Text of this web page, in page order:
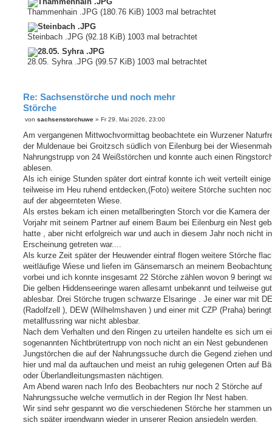
Thammenhain .JPG (180.76 KiB) 1003 mal betrachtet
Steinbach .JPG (92.18 KiB) 1003 mal betrachtet
28.05. Syhra .JPG (99.57 KiB) 1003 mal betrachtet
Re: Sachsenstörche und noch mehr
Störche
B
r
a
von sachsenstorchuwe » Fr 29. Mai 2026, 23:00
Am vergangenen Mittwochvormittag beobachtete ein Wurzener
der Muldenaue bei Groitzsch südlich von Eilenburg bei der
Nahrungstrupp von 24 Weißstörchen und konnte auch einen
ablesen.
Als ich einige Stunden später dort eintraf konnte ich weit verteilt
teilweise im Heu ruhend entdecken,(Foto) weitere Störche suchten
auf der abgeernteten Wiese.
Als erstes bekam ich einen metallberingten Storch vor die Kamera der
Vorjahr mit seinem Partner auf einem Baum bei Eilenburg ein Nest
hatte , aber nicht erfolgreich war und auch in diesem Jahr noch nicht in
Erscheinung getreten war....
Als kurze Zeit später der Heuwender eintraf flogen weitere Störche
weitläufige Wiese und liefen im Gänsemarsch an meinem
vorbei und ich konnte insgesamt 22 Störche zählen wovon 9 beringt
Die gelben Hiddenseeringe waren allesamt unbekannt und teilweise gut
ablesbar. Drei Störche trugen schwarze Elsaringe . Je einer war mit
(Radolfzell ), DEW (Wilhelmshaven ) und einer mit CZP (Praha)
metallfussring war nicht ablesbar.
Nach dem Verhalten und den Ringen zu urteilen handelte es sich um
sogenannten Nichtbrütertrupp von noch nicht an ein Nest gebundenen
Jungstörchen die auf der Nahrungssuche durch die Gegend ziehen
hier und mal da auftauchen und meist an ruhig gelegenen Orten auf
oder Überlandleitungsmasten nächtigen.
Am Abend waren nach Info des Beobachters nur noch 2 Störche auf
Nahrungssuche welche vermutlich in der Region Ihr Nest haben.
Wir sind sehr gespannt wo die verschiedenen Störche her stammen
sich später irgendwann wieder in unserer Region ansiedeln werden.